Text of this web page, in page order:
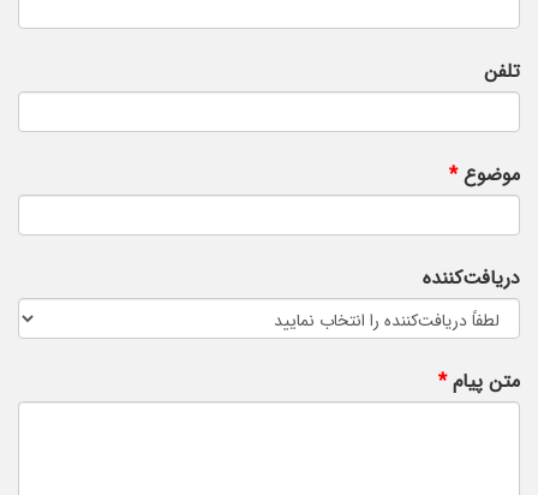
تلفن
موضوع
دریافت‌کننده
متن پیام